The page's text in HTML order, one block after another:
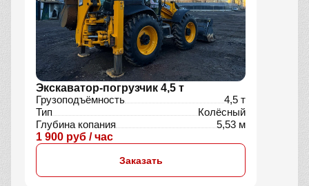
Экскаватор-погрузчик 4,5 т
Грузоподъёмность
4,5 т
Тип
Колёсный
Глубина копания
5,53 м
1 900 руб / час
Заказать